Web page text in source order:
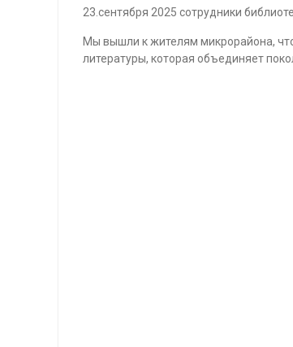
23.сентября 2025 сотрудники
Мы вышли к жителям микрорайона,
литературы, которая объединяет